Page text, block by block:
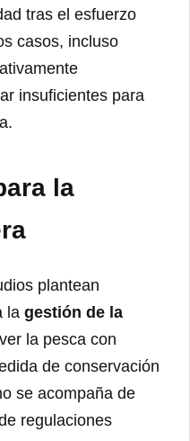
tras el esfuerzo
casos, incluso
insuficientes para
la
plantean
la gestión de la
la pesca con
de conservación
se acompaña de
regulaciones